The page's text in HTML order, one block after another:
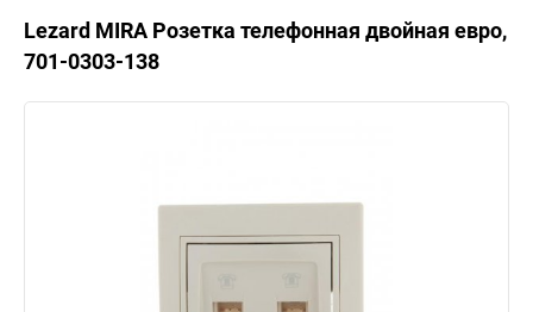
Lezard MIRA Розетка телефонная двойная евро,
701-0303-138